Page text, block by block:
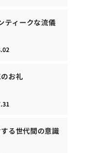
ティークな流儀
お礼
る世代間の意識